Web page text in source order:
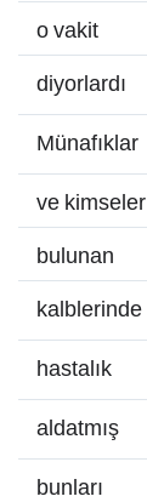
o vakit
diyorlardı
Münafıklar
ve kimseler
bulunan
kalblerinde
hastalık
aldatmış
bunları